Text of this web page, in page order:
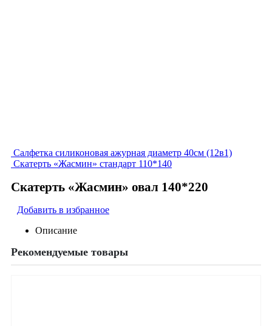
Салфетка силиконовая ажурная диаметр 40см (12в1)
Скатерть «Жасмин» стандарт 110*140
Скатерть «Жасмин» овал 140*220
Добавить в избранное
Описание
Рекомендуемые товары